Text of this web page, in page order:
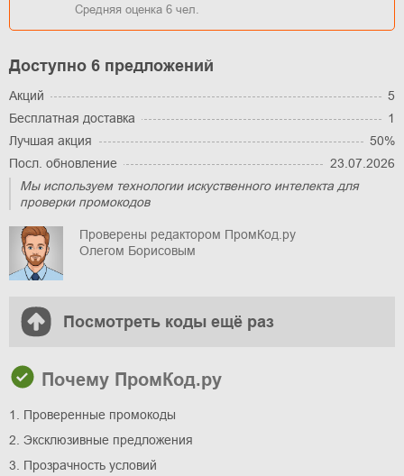
Средняя оценка 6 чел.
Доступно 6 предложений
Акций
5
Бесплатная доставка
1
Лучшая акция
50%
Посл. обновление
23.07.2026
Мы используем технологии искуственного интелекта для
проверки промокодов
Проверены редактором ПромКод.ру
Олегом Борисовым
Посмотреть коды ещё раз
Почему ПромКод.ру
1. Проверенные промокоды
2. Эксклюзивные предложения
3. Прозрачность условий